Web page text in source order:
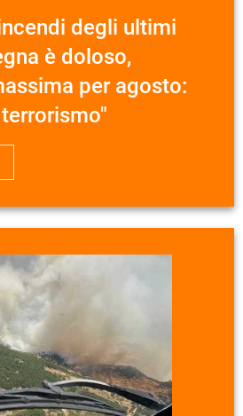
degli ultimi
è doloso,
per agosto: